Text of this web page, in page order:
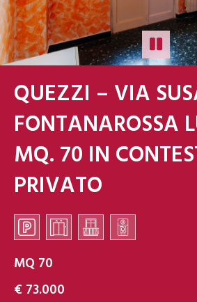
QUEZZI – VIA
FONTANAROSSA
MQ. 70 IN
PRIVATO
MQ 70
€ 73.000